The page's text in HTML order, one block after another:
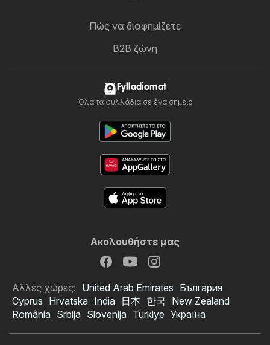
Πώς να διαφημίζετε
B2B ζώνη
Fylladiomat
Όλα τα φυλλάδια σε ένα σημείο
Ακολουθήστε μας
Αλλες χώρες: United Arab Emirates България
Cyprus Hrvatska India 日本 한국 New Zealand
România Srbija Slovenija Türkiye Україна